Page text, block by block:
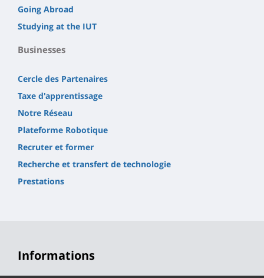
Going Abroad
Studying at the IUT
Businesses
Cercle des Partenaires
Taxe d'apprentissage
Notre Réseau
Plateforme Robotique
Recruter et former
Recherche et transfert de technologie
Prestations
Informations